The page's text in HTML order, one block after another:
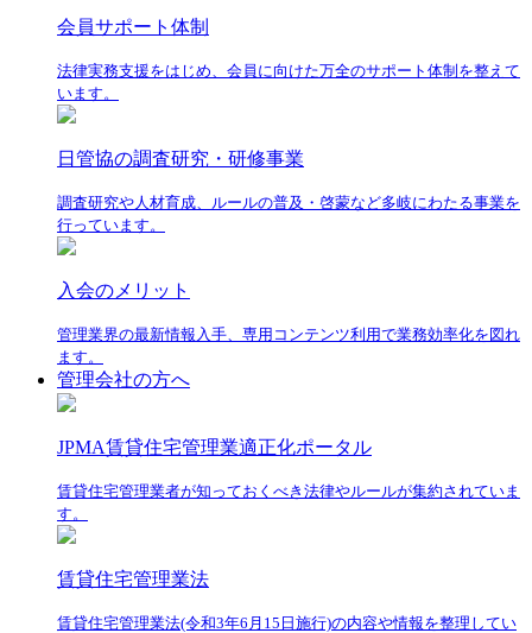
会員サポート体制
法律実務支援をはじめ、会員に向けた万全のサポート体制を整えて
います。
日管協の調査研究・研修事業
調査研究や人材育成、ルールの普及・啓蒙など多岐にわたる事業を
行っています。
入会のメリット
管理業界の最新情報入手、専用コンテンツ利用で業務効率化を図れ
ます。
管理会社の方へ
JPMA賃貸住宅管理業適正化ポータル
賃貸住宅管理業者が知っておくべき法律やルールが集約されていま
す。
賃貸住宅管理業法
賃貸住宅管理業法(令和3年6月15日施行)の内容や情報を整理してい